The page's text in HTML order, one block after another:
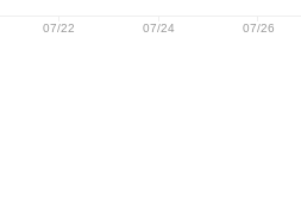
07/22 07/24 07/26